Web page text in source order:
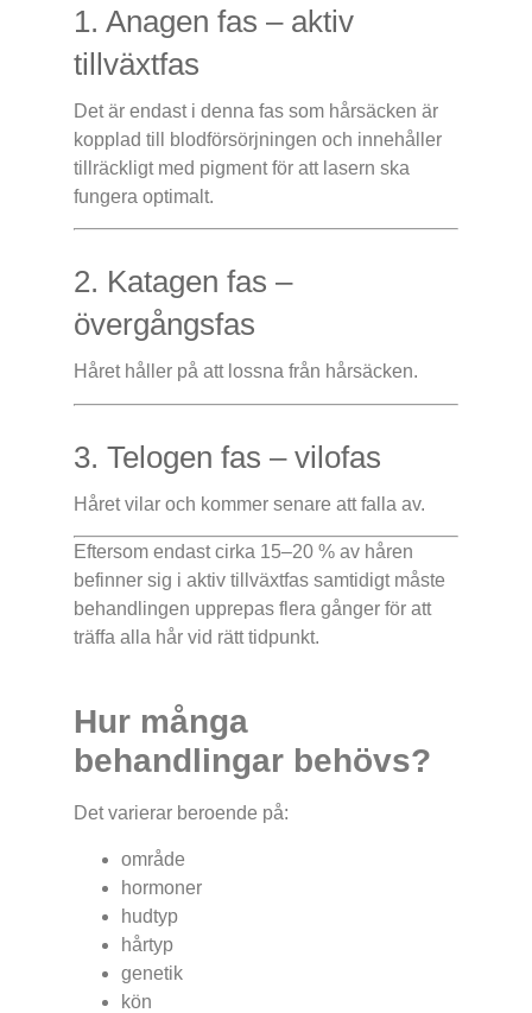
1. Anagen fas – aktiv
tillväxtfas
Det är endast i denna fas som hårsäcken är
kopplad till blodförsörjningen och innehåller
tillräckligt med pigment för att lasern ska
fungera optimalt.
2. Katagen fas –
övergångsfas
Håret håller på att lossna från hårsäcken.
3. Telogen fas – vilofas
Håret vilar och kommer senare att falla av.
Eftersom endast cirka 15–20 % av håren
befinner sig i aktiv tillväxtfas samtidigt måste
behandlingen upprepas flera gånger för att
träffa alla hår vid rätt tidpunkt.
Hur många
behandlingar behövs?
Det varierar beroende på:
område
hormoner
hudtyp
hårtyp
genetik
kön